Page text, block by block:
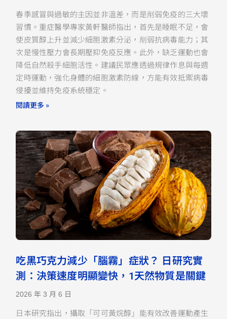
春季感冒與過敏的主因並非溫差，而是削弱免疫的三大壞
習慣。重症醫學專家黃軒醫師指出，首先是睡眠不足，會
使皮質醇上升並減少細胞激素分泌，削弱抗病毒能力；其
次是慢性壓力會長期壓抑免疫反應。此外，缺乏運動也會
降低自然殺手細胞活性。建議民眾應透過規律作息與每週
定時運動，強化身體的細胞激素防線，方能有效抵禦病毒
侵擾並維持免疫系統穩定。
閱讀更多 »
吃黑巧克力減少「腦霧」症狀？ 日研究實
測：決策速度明顯變快，1天然物質是關鍵
2026 年 3 月 6 日
日本研究指出，攝取「可可黃烷醇」能有效改善運動產生